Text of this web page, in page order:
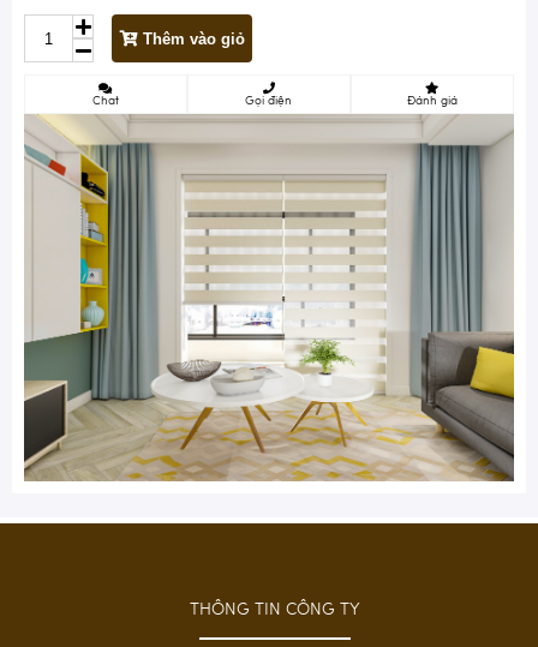
Thêm vào giỏ
Chat Gọi điện Đánh giá
THÔNG TIN CÔNG TY